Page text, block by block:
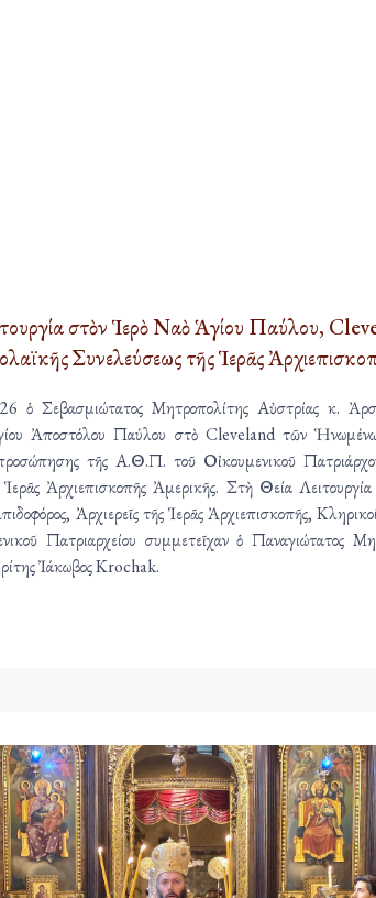
στὸν Ἱερὸ Ναὸ Ἁγίου Παύλου,
Συνελεύσεως τῆς Ἱερᾶς
ὁ Σεβασμιώτατος Μητροπολίτης Αὐστρίας κ.
Ἀποστόλου Παύλου στὸ Cleveland τῶν
τῆς Α.Θ.Π. τοῦ Οἰκουμενικοῦ
Ἀρχιεπισκοπῆς Ἀμερικῆς. Στὴ Θεία
Ἀρχιερεῖς τῆς Ἱερᾶς Ἀρχιεπισκοπῆς,
Πατριαρχείου συμμετεῖχαν ὁ Παναγιώτατος
Ἰάκωβος Krochak.